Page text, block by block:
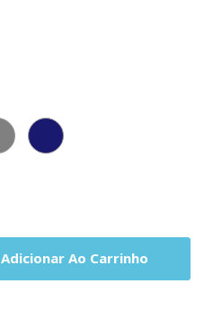
Cinza
Adicionar Ao Carrinho